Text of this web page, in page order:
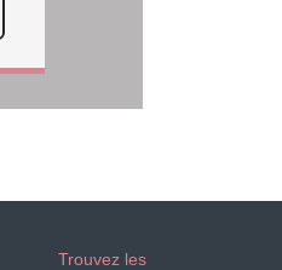
Trouvez les